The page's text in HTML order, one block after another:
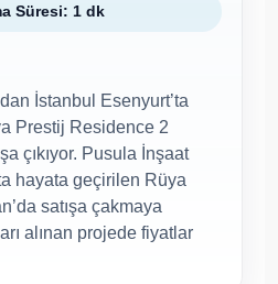
Süresi: 1 dk
İstanbul Esenyurt’ta
Prestij Residence 2
çıkıyor. Pusula İnşaat
hayata geçirilen Rüya
satışa çakmaya
alınan projede fiyatlar